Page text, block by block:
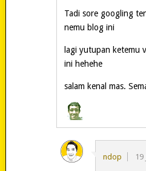
Tadi sore googling
nemu blog ini
lagi yutupan ketemu
ini hehehe
salam kenal mas.
ndop 19